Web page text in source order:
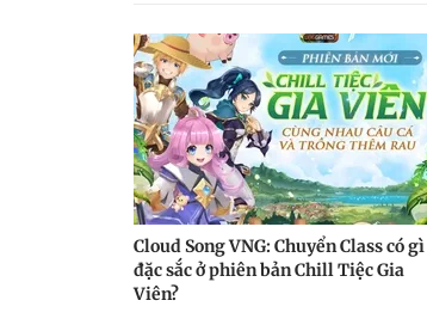
Cloud Song VNG: Chuyển Class có gì
đặc sắc ở phiên bản Chill Tiệc Gia
Viên?